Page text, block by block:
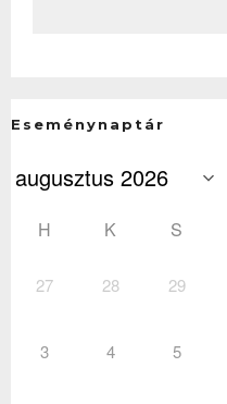
Eseménynaptár
H K S
27 28 29
3 4 5